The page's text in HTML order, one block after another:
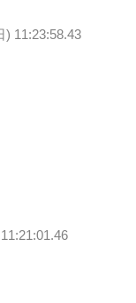
) 11:23:58.43